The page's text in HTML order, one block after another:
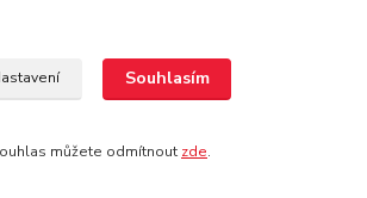
Souhlasím
můžete odmítnout zde.